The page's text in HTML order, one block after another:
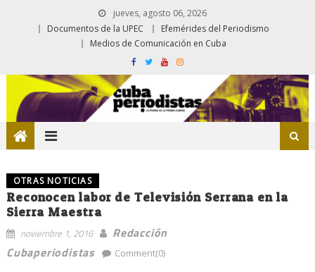
jueves, agosto 06, 2026
Documentos de la UPEC
Efemérides del Periodismo
Medios de Comunicación en Cuba
OTRAS NOTICIAS
Reconocen labor de Televisión Serrana en la
Sierra Maestra
noviembre 1, 2016
Redacción
Cubaperiodistas
Comment(0)